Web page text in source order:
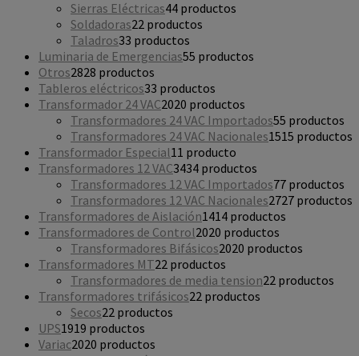
Sierras Eléctricas44 productos
Soldadoras22 productos
Taladros33 productos
Luminaria de Emergencias55 productos
Otros2828 productos
Tableros eléctricos33 productos
Transformador 24 VAC2020 productos
Transformadores 24 VAC Importados55 productos
Transformadores 24 VAC Nacionales1515 productos
Transformador Especial1 1 producto
Transformadores 12 VAC3434 productos
Transformadores 12 VAC Importados77 productos
Transformadores 12 VAC Nacionales2727 productos
Transformadores de Aislación1414 productos
Transformadores de Control2020 productos
Transformadores Bifásicos2020 productos
Transformadores MT22 productos
Transformadores de media tension22 productos
Transformadores trifásicos22 productos
Secos22 productos
UPS1919 productos
Variac2020 productos